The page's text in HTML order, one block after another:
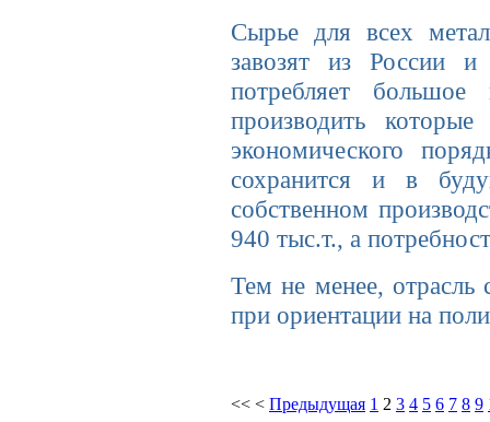
Сырье для всех
завозят из России и
потребля­ет большое
производить
экономического
сохранится и в
собственном
940 тыс.т., а
Тем не менее,
при ориентации на
<< < Предыдущая 1 2 3 4 5 6 7 8 9